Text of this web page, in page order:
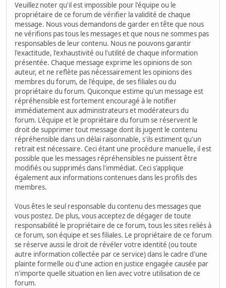
Veuillez noter qu'il est impossible pour l'équipe ou le
propriétaire de ce forum de vérifier la validité de chaque
message. Nous vous demandons de garder en tête que nous
ne vérifions pas tous les messages et que nous ne sommes pas
responsables de leur contenu. Nous ne pouvons garantir
l'exactitude, l'exhaustivité ou l'utilité de chaque information
présentée. Chaque message exprime les opinions de son
auteur, et ne reflète pas nécessairement les opinions des
membres du forum, de l'équipe, de ses filiales ou du
propriétaire du forum. Quiconque estime qu'un message est
répréhensible est fortement encouragé à le notifier
immédiatement aux administrateurs et modérateurs du
forum. L'équipe et le propriétaire du forum se réservent le
droit de supprimer tout message dont ils jugent le contenu
répréhensible dans un délai raisonnable, s'ils estiment qu'un
retrait est nécessaire. Ceci étant une procédure manuelle, il est
possible que les messages répréhensibles ne puissent être
modifiés ou supprimés dans l'immédiat. Ceci s'applique
également aux informations contenues dans les profils des
membres.
Vous êtes le seul responsable du contenu des messages que
vous postez. De plus, vous acceptez de dégager de toute
responsabilité le propriétaire de ce forum, tous les sites reliés à
ce forum, son équipe et ses filiales. Le propriétaire de ce forum
se réserve aussi le droit de révéler votre identité (ou toute
autre information collectée par ce service) dans le cadre d'une
plainte formelle ou d'une action en justice engagée causée par
n'importe quelle situation en lien avec votre utilisation de ce
forum.